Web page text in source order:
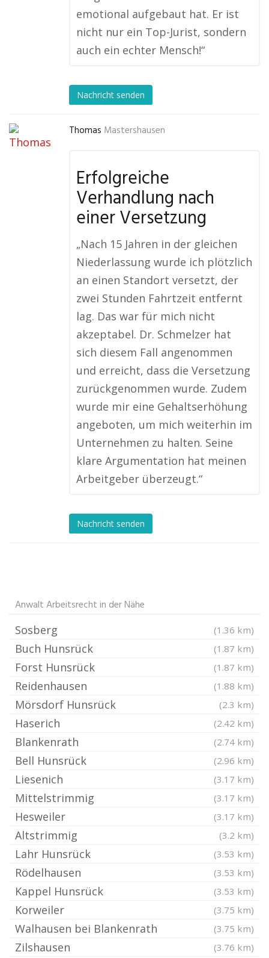
emotional aufgebaut hat. Er ist
nicht nur ein Top-Jurist, sondern
auch ein echter Mensch!“
Nachricht senden
Thomas Mastershausen
Erfolgreiche
Verhandlung nach
einer Versetzung
„Nach 15 Jahren in der gleichen
Niederlassung wurde ich plötzlich
an einen Standort versetzt, der
zwei Stunden Fahrtzeit entfernt
lag. Das war für mich nicht
akzeptabel. Dr. Schmelzer hat
sich diesem Fall angenommen
und erreicht, dass die Versetzung
zurückgenommen wurde. Zudem
wurde mir eine Gehaltserhöhung
angeboten, um mich weiterhin im
Unternehmen zu halten. Seine
klare Argumentation hat meinen
Arbeitgeber überzeugt.“
Nachricht senden
Anwalt Arbeitsrecht in der Nähe
Sosberg (1.36 km)
Buch Hunsrück (1.87 km)
Forst Hunsrück (1.87 km)
Reidenhausen (1.88 km)
Mörsdorf Hunsrück (2.3 km)
Haserich (2.42 km)
Blankenrath (2.74 km)
Bell Hunsrück (2.96 km)
Liesenich (3.17 km)
Mittelstrimmig (3.17 km)
Hesweiler (3.17 km)
Altstrimmig (3.2 km)
Lahr Hunsrück (3.53 km)
Rödelhausen (3.53 km)
Kappel Hunsrück (3.53 km)
Korweiler (3.75 km)
Walhausen bei Blankenrath (3.75 km)
Zilshausen (3.76 km)